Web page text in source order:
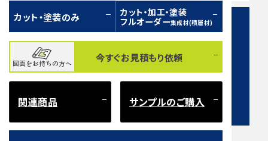
カット・塗装のみ
カット・加工・塗装
フルオーダー集成材(積層材)
図面をお持ちの方へ 今すぐお見積もり依頼
関連商品 サンプルのご購入
お問い合わせフォーム